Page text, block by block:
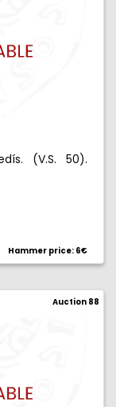
(V.S. 50).
Hammer price: 6€
Auction 88